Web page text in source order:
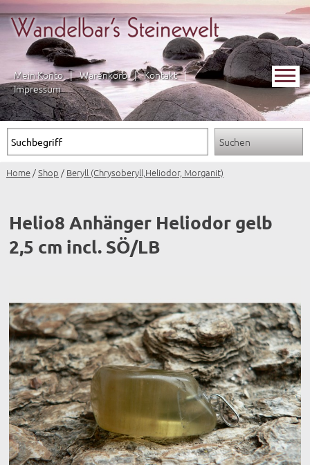
Mein Konto | Warenkorb | Kontakt |
Impressum
Home/Shop / Beryll (Chrysoberyll,Heliodor, Morganit)
Helio8 Anhänger Heliodor gelb
2,5 cm incl. SÖ/LB